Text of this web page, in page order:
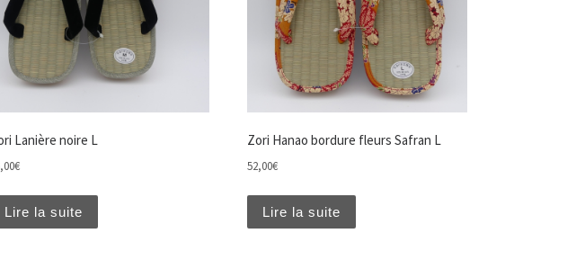
Lanière noire L
€
Lire la suite
Zori Hanao bordure fleurs Safran L
52,00€
Lire la suite